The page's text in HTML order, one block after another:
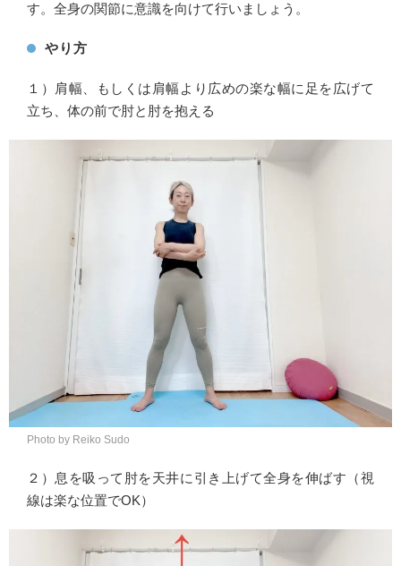
す。全身の関節に意識を向けて行いましょう。
やり方
１）肩幅、もしくは肩幅より広めの楽な幅に足を広げて
立ち、体の前で肘と肘を抱える
Photo by Reiko Sudo
２）息を吸って肘を天井に引き上げて全身を伸ばす（視
線は楽な位置でOK）